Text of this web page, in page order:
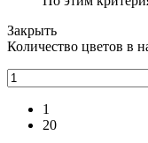
Закрыть
Количество цветов в
1
20